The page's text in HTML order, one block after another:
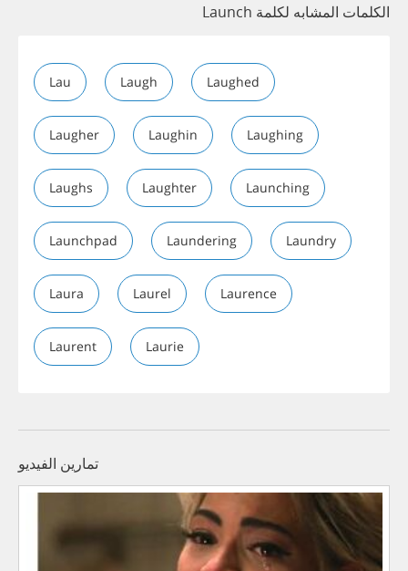
الكلمات المشابه لكلمة Launch
Lau Laugh Laughed
Laugher Laughin Laughing
Laughs Laughter Launching
Launchpad Laundering Laundry
Laura Laurel Laurence
Laurent Laurie
تمارين الفيديو